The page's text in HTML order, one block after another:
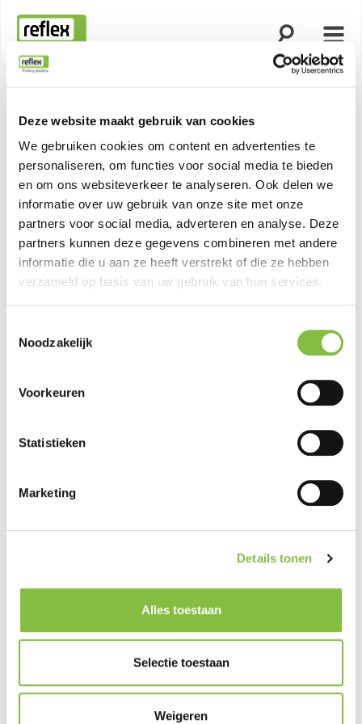
Deze website maakt gebruik van cookies
We gebruiken cookies om content en advertenties te
personaliseren, om functies voor social media te bieden
en om ons websiteverkeer te analyseren. Ook delen we
informatie over uw gebruik van onze site met onze
partners voor social media, adverteren en analyse. Deze
partners kunnen deze gegevens combineren met andere
informatie die u aan ze heeft verstrekt of die ze hebben
verzameld op basis van uw gebruik van hun services.
Noodzakelijk
Voorkeuren
Statistieken
Marketing
Details tonen
Alles toestaan
Selectie toestaan
Weigeren
Homepage
Zoekfunctie